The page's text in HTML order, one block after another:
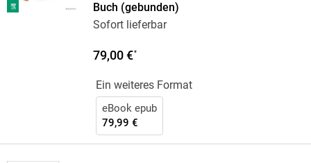
Buch (gebunden)
Sofort lieferbar
79,00 €*
Ein weiteres Format
eBook epub
79,99 €